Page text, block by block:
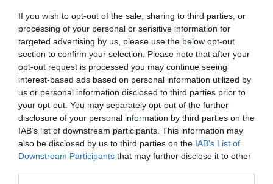
If you wish to opt-out of the sale, sharing to third parties, or
processing of your personal or sensitive information for
targeted advertising by us, please use the below opt-out
section to confirm your selection. Please note that after your
opt-out request is processed you may continue seeing
interest-based ads based on personal information utilized by
us or personal information disclosed to third parties prior to
your opt-out. You may separately opt-out of the further
disclosure of your personal information by third parties on the
IAB’s list of downstream participants. This information may
also be disclosed by us to third parties on the IAB’s List of
Downstream Participants that may further disclose it to other